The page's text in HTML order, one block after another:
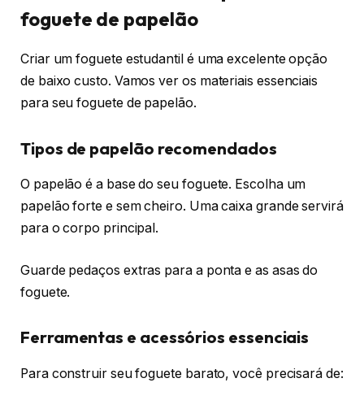
foguete de papelão
Criar um foguete estudantil é uma excelente opção
de baixo custo. Vamos ver os materiais essenciais
para seu foguete de papelão.
Tipos de papelão recomendados
O papelão é a base do seu foguete. Escolha um
papelão forte e sem cheiro. Uma caixa grande servirá
para o corpo principal.
Guarde pedaços extras para a ponta e as asas do
foguete.
Ferramentas e acessórios essenciais
Para construir seu foguete barato, você precisará de: